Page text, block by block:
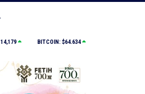
Büyükşehir’den afetlere hazır iki yeni mobil araç
14,179 BITCOIN: $64.634